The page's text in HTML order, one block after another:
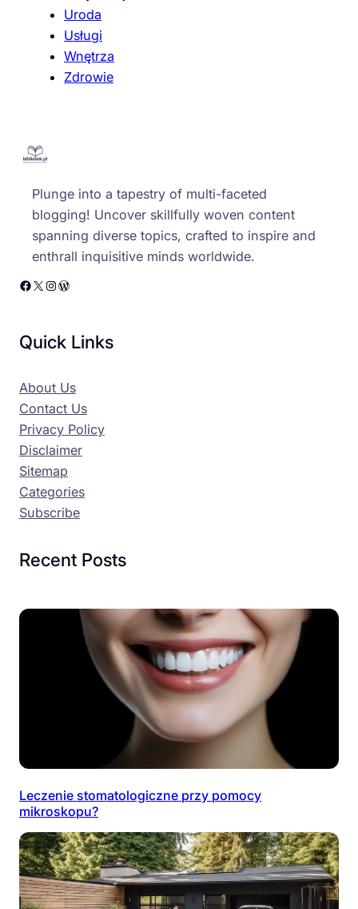
Uroda
Usługi
Wnętrza
Zdrowie
Plunge into a tapestry of multi-faceted
blogging! Uncover skillfully woven content
spanning diverse topics, crafted to inspire and
enthrall inquisitive minds worldwide.
Facebook X Instagram WordPress
Quick Links
About Us
Contact Us
Privacy Policy
Disclaimer
Sitemap
Categories
Subscribe
Recent Posts
Leczenie stomatologiczne przy pomocy
mikroskopu?